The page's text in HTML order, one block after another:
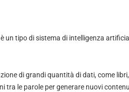
un tipo di sistema di intelligenza
di grandi quantità di dati, come
tra le parole per generare nuovi